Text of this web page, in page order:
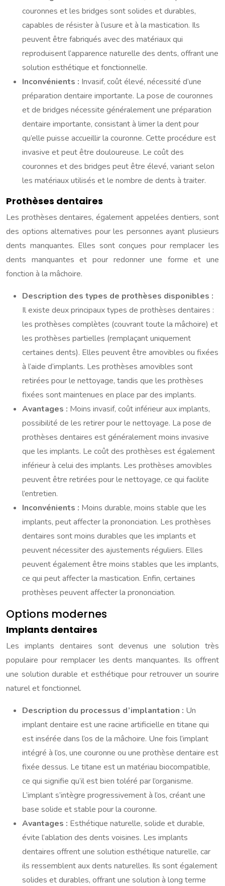
couronnes et les bridges sont solides et durables,
capables de résister à l’usure et à la mastication. Ils
peuvent être fabriqués avec des matériaux qui
reproduisent l’apparence naturelle des dents, offrant une
solution esthétique et fonctionnelle.
Inconvénients : Invasif, coût élevé, nécessité d’une
préparation dentaire importante. La pose de couronnes
et de bridges nécessite généralement une préparation
dentaire importante, consistant à limer la dent pour
qu’elle puisse accueillir la couronne. Cette procédure est
invasive et peut être douloureuse. Le coût des
couronnes et des bridges peut être élevé, variant selon
les matériaux utilisés et le nombre de dents à traiter.
Prothèses dentaires
Les prothèses dentaires, également appelées dentiers, sont
des options alternatives pour les personnes ayant plusieurs
dents manquantes. Elles sont conçues pour remplacer les
dents manquantes et pour redonner une forme et une
fonction à la mâchoire.
Description des types de prothèses disponibles :
Il existe deux principaux types de prothèses dentaires :
les prothèses complètes (couvrant toute la mâchoire) et
les prothèses partielles (remplaçant uniquement
certaines dents). Elles peuvent être amovibles ou fixées
à l’aide d’implants. Les prothèses amovibles sont
retirées pour le nettoyage, tandis que les prothèses
fixées sont maintenues en place par des implants.
Avantages : Moins invasif, coût inférieur aux implants,
possibilité de les retirer pour le nettoyage. La pose de
prothèses dentaires est généralement moins invasive
que les implants. Le coût des prothèses est également
inférieur à celui des implants. Les prothèses amovibles
peuvent être retirées pour le nettoyage, ce qui facilite
l’entretien.
Inconvénients : Moins durable, moins stable que les
implants, peut affecter la prononciation. Les prothèses
dentaires sont moins durables que les implants et
peuvent nécessiter des ajustements réguliers. Elles
peuvent également être moins stables que les implants,
ce qui peut affecter la mastication. Enfin, certaines
prothèses peuvent affecter la prononciation.
Options modernes
Implants dentaires
Les implants dentaires sont devenus une solution très
populaire pour remplacer les dents manquantes. Ils offrent
une solution durable et esthétique pour retrouver un sourire
naturel et fonctionnel.
Description du processus d’implantation : Un
implant dentaire est une racine artificielle en titane qui
est insérée dans l’os de la mâchoire. Une fois l’implant
intégré à l’os, une couronne ou une prothèse dentaire est
fixée dessus. Le titane est un matériau biocompatible,
ce qui signifie qu’il est bien toléré par l’organisme.
L’implant s’intègre progressivement à l’os, créant une
base solide et stable pour la couronne.
Avantages : Esthétique naturelle, solide et durable,
évite l’ablation des dents voisines. Les implants
dentaires offrent une solution esthétique naturelle, car
ils ressemblent aux dents naturelles. Ils sont également
solides et durables, offrant une solution à long terme